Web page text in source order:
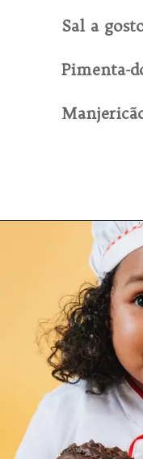
Sal a
Pimenta-